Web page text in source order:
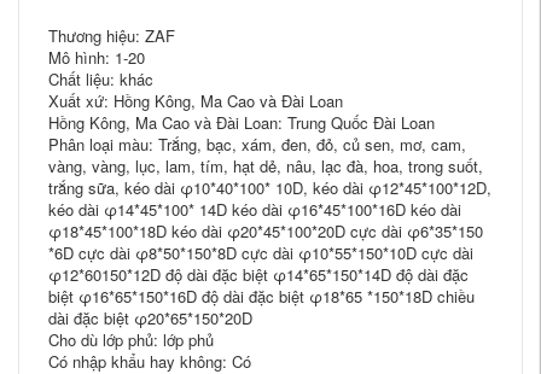
Thương hiệu: ZAF
Mô hình: 1-20
Chất liệu: khác
Xuất xứ: Hồng Kông, Ma Cao và Đài Loan
Hồng Kông, Ma Cao và Đài Loan: Trung Quốc Đài Loan
Phân loại màu: Trắng, bạc, xám, đen, đỏ, củ sen, mơ, cam,
vàng, vàng, lục, lam, tím, hạt dẻ, nâu, lạc đà, hoa, trong suốt,
trắng sữa, kéo dài φ10*40*100* 10D, kéo dài φ12*45*100*12D,
kéo dài φ14*45*100* 14D kéo dài φ16*45*100*16D kéo dài
φ18*45*100*18D kéo dài φ20*45*100*20D cực dài φ6*35*150
*6D cực dài φ8*50*150*8D cực dài φ10*55*150*10D cực dài
φ12*60150*12D độ dài đặc biệt φ14*65*150*14D độ dài đặc
biệt φ16*65*150*16D độ dài đặc biệt φ18*65 *150*18D chiều
dài đặc biệt φ20*65*150*20D
Cho dù lớp phủ: lớp phủ
Có nhập khẩu hay không: Có